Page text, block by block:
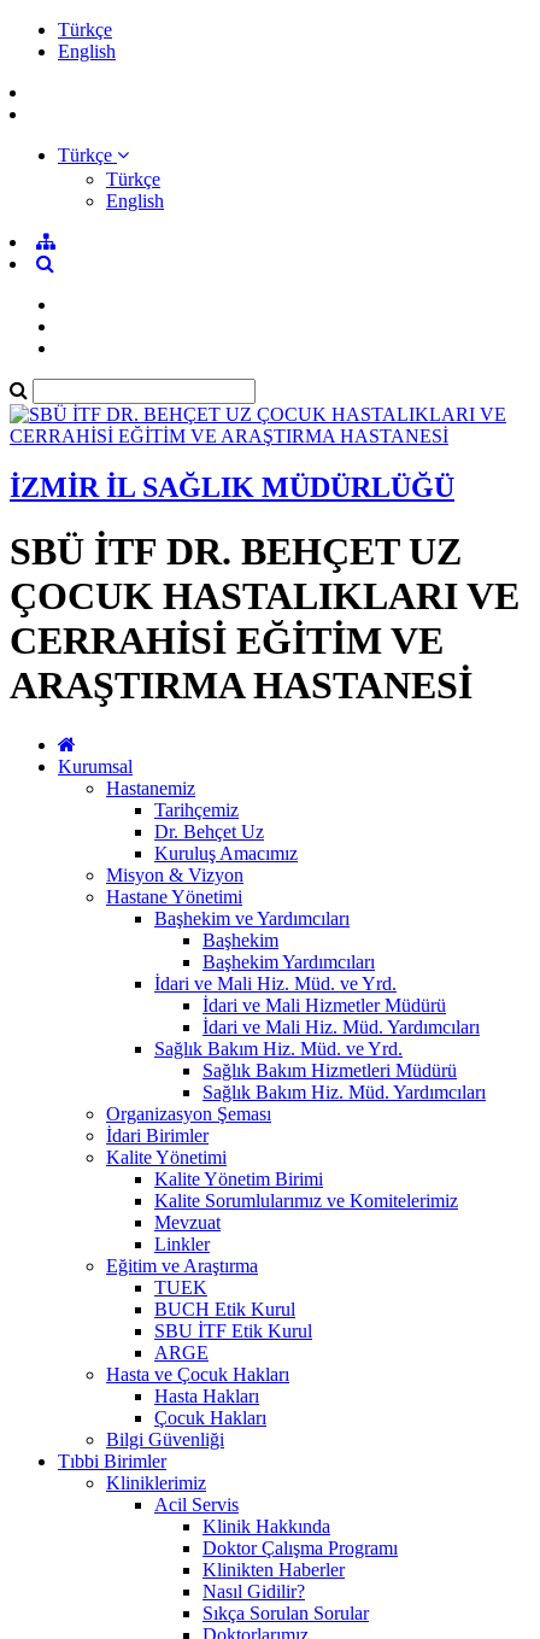
Türkçe
English
Türkçe
Türkçe
English
İZMİR İL SAĞLIK MÜDÜRLÜĞÜ
SBÜ İTF DR. BEHÇET UZ
ÇOCUK HASTALIKLARI VE
CERRAHİSİ EĞİTİM VE
ARAŞTIRMA HASTANESİ
Kurumsal
Hastanemiz
Tarihçemiz
Dr. Behçet Uz
Kuruluş Amacımız
Misyon & Vizyon
Hastane Yönetimi
Başhekim ve Yardımcıları
Başhekim
Başhekim Yardımcıları
İdari ve Mali Hiz. Müd. ve Yrd.
İdari ve Mali Hizmetler Müdürü
İdari ve Mali Hiz. Müd. Yardımcıları
Sağlık Bakım Hiz. Müd. ve Yrd.
Sağlık Bakım Hizmetleri Müdürü
Sağlık Bakım Hiz. Müd. Yardımcıları
Organizasyon Şeması
İdari Birimler
Kalite Yönetimi
Kalite Yönetim Birimi
Kalite Sorumlularımız ve Komitelerimiz
Mevzuat
Linkler
Eğitim ve Araştırma
TUEK
BUCH Etik Kurul
SBU İTF Etik Kurul
ARGE
Hasta ve Çocuk Hakları
Hasta Hakları
Çocuk Hakları
Bilgi Güvenliği
Tıbbi Birimler
Kliniklerimiz
Acil Servis
Klinik Hakkında
Doktor Çalışma Programı
Klinikten Haberler
Nasıl Gidilir?
Sıkça Sorulan Sorular
Doktorlarımız